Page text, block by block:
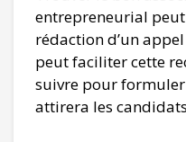
entrepreneurial
rédaction d’un
peut faciliter cette
suivre pour
attirera les